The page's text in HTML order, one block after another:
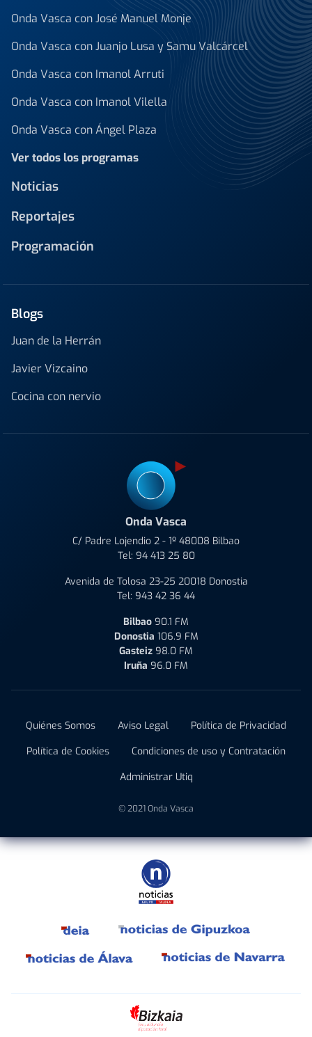
Onda Vasca con José Manuel Monje
Onda Vasca con Juanjo Lusa y Samu Valcárcel
Onda Vasca con Imanol Arruti
Onda Vasca con Imanol Vilella
Onda Vasca con Ángel Plaza
Ver todos los programas
Noticias
Reportajes
Programación
Blogs
Juan de la Herrán
Javier Vizcaino
Cocina con nervio
Onda Vasca
C/ Padre Lojendio 2 - 1º 48008 Bilbao
Tel: 94 413 25 80
Avenida de Tolosa 23-25 20018 Donostia
Tel: 943 42 36 44
Bilbao 90.1 FM
Donostia 106.9 FM
Gasteiz 98.0 FM
Iruña 96.0 FM
Quiénes Somos Aviso Legal
Política de Privacidad
Política de Cookies
Condiciones de uso y Contratación
Administrar Utiq
© 2021 Onda Vasca